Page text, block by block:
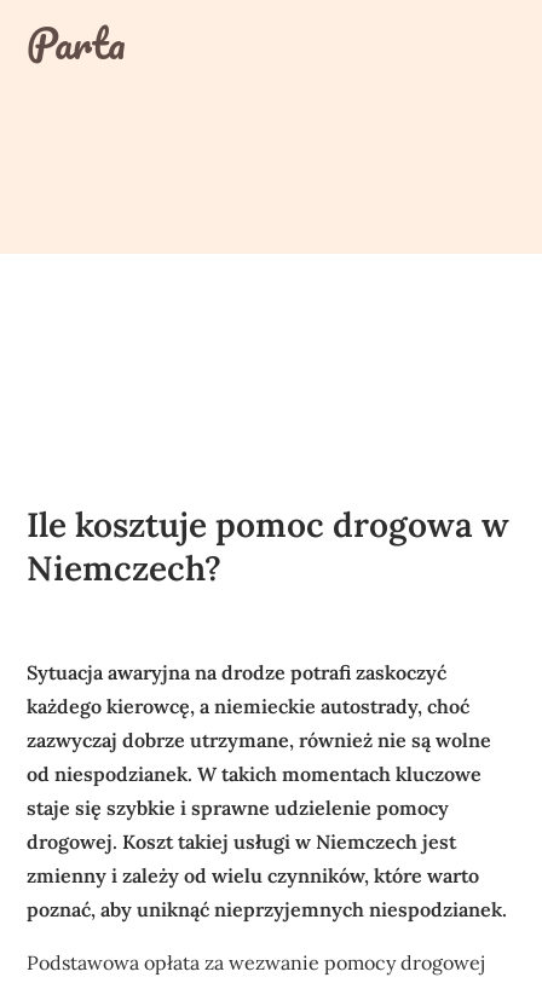
contentParta
Ile kosztuje pomoc drogowa w
Niemczech?
Sytuacja awaryjna na drodze potrafi zaskoczyć
każdego kierowcę, a niemieckie autostrady, choć
zazwyczaj dobrze utrzymane, również nie są wolne
od niespodzianek. W takich momentach kluczowe
staje się szybkie i sprawne udzielenie pomocy
drogowej. Koszt takiej usługi w Niemczech jest
zmienny i zależy od wielu czynników, które warto
poznać, aby uniknąć nieprzyjemnych niespodzianek.
Podstawowa opłata za wezwanie pomocy drogowej